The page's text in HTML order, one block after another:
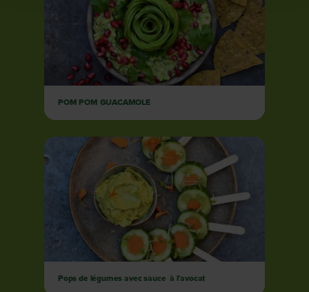
POM POM GUACAMOLE
Pops de légumes avec sauce à l’avocat